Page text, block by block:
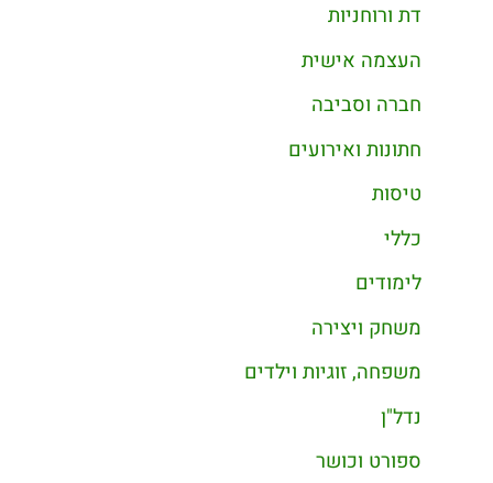
דת ורוחניות
העצמה אישית
חברה וסביבה
חתונות ואירועים
טיסות
כללי
לימודים
משחק ויצירה
משפחה, זוגיות וילדים
נדל"ן
ספורט וכושר